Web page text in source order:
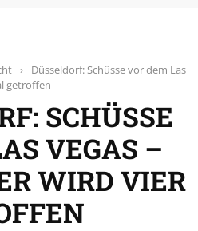
›
Düsseldorf: Schüsse vor dem Las
getroffen
SCHÜSSE
VEGAS –
WIRD VIER